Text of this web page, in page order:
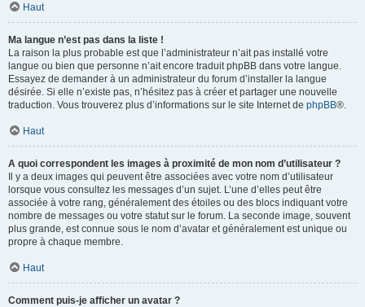
Haut
Ma langue n’est pas dans la liste !
La raison la plus probable est que l’administrateur n’ait pas installé votre
langue ou bien que personne n’ait encore traduit phpBB dans votre langue.
Essayez de demander à un administrateur du forum d’installer la langue
désirée. Si elle n’existe pas, n’hésitez pas à créer et partager une nouvelle
traduction. Vous trouverez plus d’informations sur le site Internet de phpBB®.
Haut
A quoi correspondent les images à proximité de mon nom d’utilisateur ?
Il y a deux images qui peuvent être associées avec votre nom d’utilisateur
lorsque vous consultez les messages d’un sujet. L’une d’elles peut être
associée à votre rang, généralement des étoiles ou des blocs indiquant votre
nombre de messages ou votre statut sur le forum. La seconde image, souvent
plus grande, est connue sous le nom d’avatar et généralement est unique ou
propre à chaque membre.
Haut
Comment puis-je afficher un avatar ?